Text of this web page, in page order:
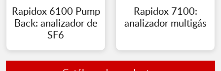
Rapidox 6100 Pump
Back: analizador de
SF6
Rapidox 7100:
analizador multigás